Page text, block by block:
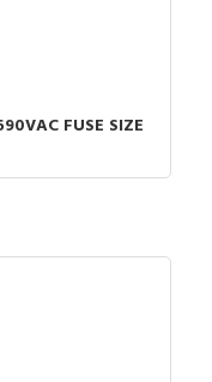
FUSE SIZE